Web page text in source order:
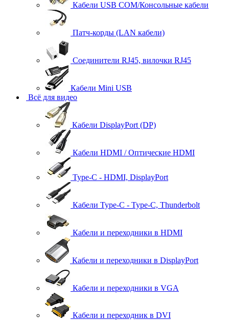
Кабели USB COM/Консольные кабели
Патч-корды (LAN кабели)
Соединители RJ45, вилочки RJ45
Кабели Mini USB
Всё для видео
Кабели DisplayPort (DP)
Кабели HDMI / Оптические HDMI
Type-C - HDMI, DisplayPort
Кабели Type-C - Type-C, Thunderbolt
Кабели и переходники в HDMI
Кабели и переходники в DisplayPort
Кабели и переходники в VGA
Кабели и переходник в DVI